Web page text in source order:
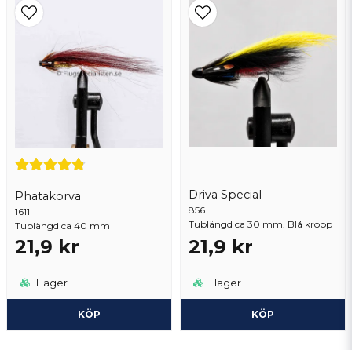
Phatakorva
1611
Tublängd ca 40 mm
21,9 kr
I lager
KÖP
Driva Special
856
Tublängd ca 30 mm. Blå kropp
21,9 kr
I lager
KÖP